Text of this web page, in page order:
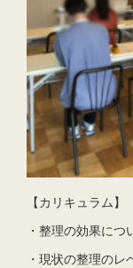
【カリキュラム】
・整理の効果につ
・現状の整理のレ